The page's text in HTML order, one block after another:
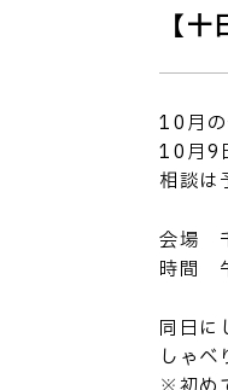
【
10月の
10月9
相談は
会場
時間
同日に
しゃべ